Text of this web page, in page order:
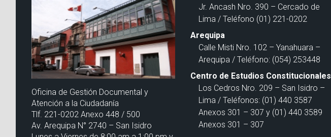
Oficina de Gestión Documental y
Atención a la Ciudadanía
Tlf. 221-0202 Anexo 448 / 500
Av. Arequipa N° 2740 – San Isidro
Jr. Ancash Nro. 390 – Cercado de
Lima / Teléfono (01) 221-0202
Arequipa
Calle Misti Nro. 102 – Yanahuara –
Arequipa / Teléfono: (054) 253448
Centro de Estudios Constitucionales
Los Cedros Nro. 209 – San Isidro –
Lima / Teléfonos: (01) 440 3587
Anexos 301 – 307 y (01) 440 3589
Anexos 301 – 307